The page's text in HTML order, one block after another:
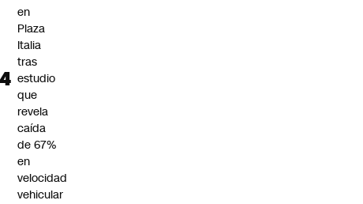
en
Plaza
Italia
tras
estudio
que
revela
caída
de 67%
en
velocidad
vehicular